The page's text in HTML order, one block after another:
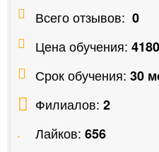
Всего отзывов: 0
Цена обучения:
Срок обучения: 30
Филиалов: 2
Лайков: 656